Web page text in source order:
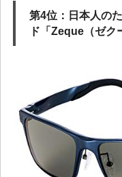
第4位：日本人の
ド「Zeque（ゼク